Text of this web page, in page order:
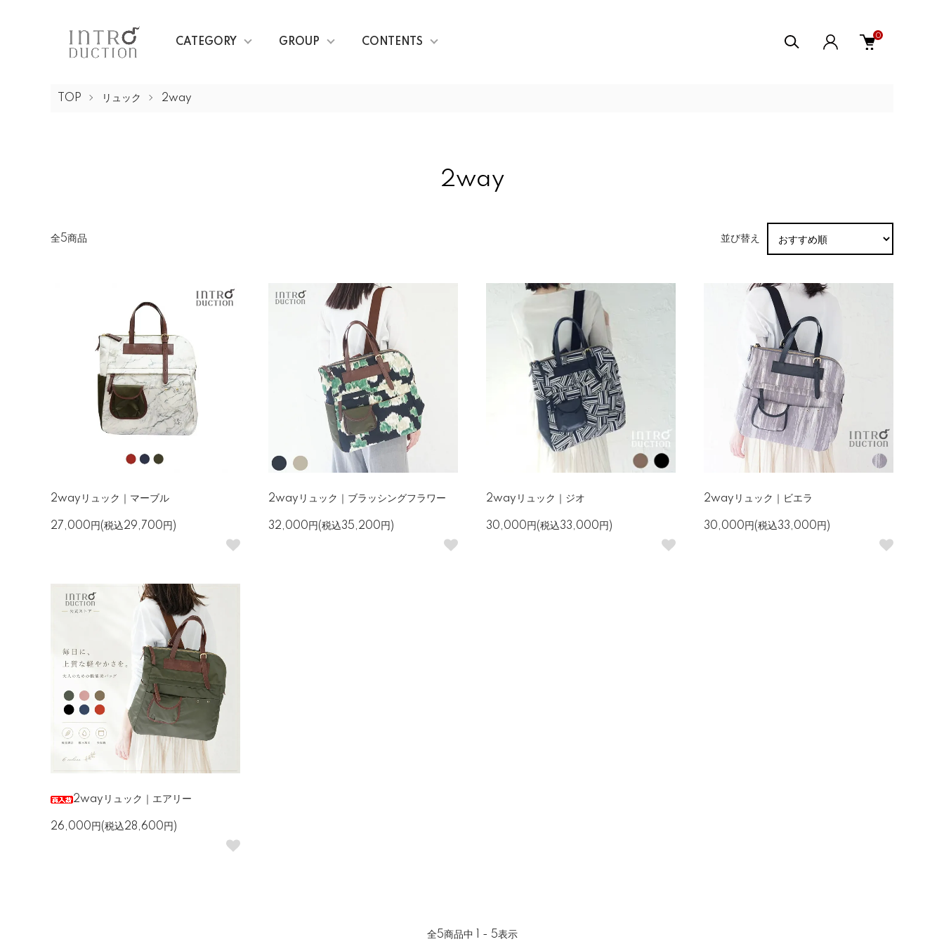
CATEGORY GROUP CONTENTS
0
TOP リュック 2way
2way
全5商品 並び替え
2wayリュック｜マーブル
27,000円(税込29,700円)
2wayリュック｜ブラッシングフラワー
32,000円(税込35,200円)
2wayリュック｜ジオ
30,000円(税込33,000円)
2wayリュック｜ビエラ
30,000円(税込33,000円)
2wayリュック｜エアリー
26,000円(税込28,600円)
全5商品中 1 - 5表示